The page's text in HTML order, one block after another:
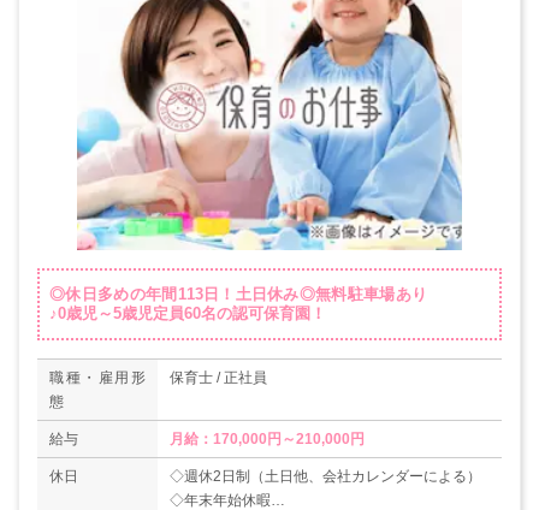
◎休日多めの年間113日！土日休み◎無料駐車場あり
♪0歳児～5歳児定員60名の認可保育園！
職種・雇用形
態
保育士 / 正社員
給与 月給：170,000円～210,000円
休日
◇週休2日制（土日他、会社カレンダーによる）
◇年末年始休暇